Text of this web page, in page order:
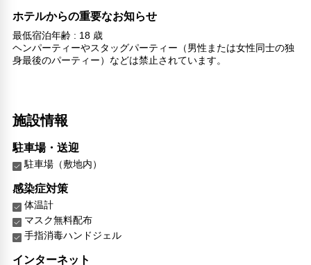
ホテルからの重要なお知らせ
最低宿泊年齢 : 18 歳
ヘンパーティーやスタッグパーティー（男性または女性同士の独
身最後のパーティー）などは禁止されています。
施設情報
駐車場・送迎
駐車場（敷地内）
感染症対策
体温計
マスク無料配布
手指消毒ハンドジェル
インターネット